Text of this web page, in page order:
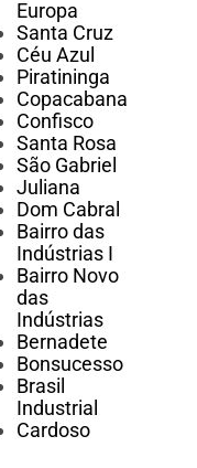
Europa
Santa Cruz
Céu Azul
Piratininga
Copacabana
Confisco
Santa Rosa
São Gabriel
Juliana
Dom Cabral
Bairro das
Indústrias I
Bairro Novo
das
Indústrias
Bernadete
Bonsucesso
Brasil
Industrial
Cardoso